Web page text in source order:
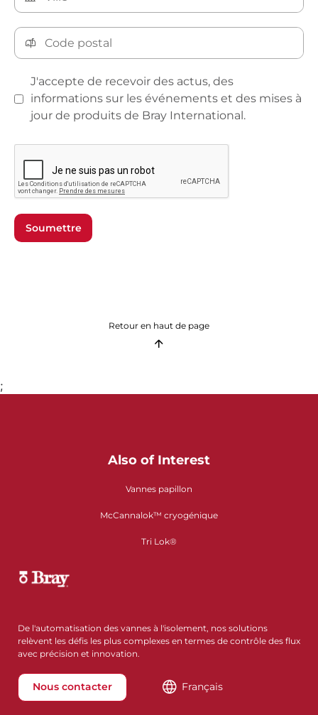
J'accepte de recevoir des actus, des
informations sur les événements et des mises à
jour de produits de Bray International.
Soumettre
Retour en haut de page
;
Also of Interest
Vannes papillon
McCannalok™ cryogénique
Tri Lok®
De l'automatisation des vannes à l'isolement, nos solutions
relèvent les défis les plus complexes en termes de contrôle des flux
avec précision et innovation.
Nous contacter Français